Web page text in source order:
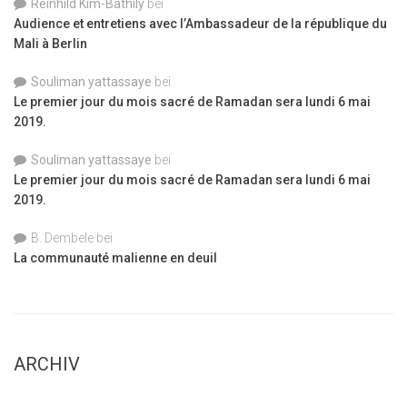
Reinhild Kim-Bathily bei
Audience et entretiens avec l’Ambassadeur de la république du
Mali à Berlin
Souliman yattassaye bei
Le premier jour du mois sacré de Ramadan sera lundi 6 mai
2019.
Souliman yattassaye bei
Le premier jour du mois sacré de Ramadan sera lundi 6 mai
2019.
B. Dembele bei
La communauté malienne en deuil
ARCHIV